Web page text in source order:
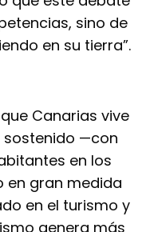
sino de
en su tierra”.
Canarias vive
—con
en los
en gran medida
en el turismo y
genera más